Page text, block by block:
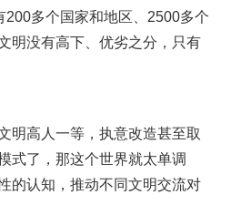
多个国家和地区、2500多个
明没有高下、优劣之分，只有
高人一等，执意改造甚至取
式了，那这个世界就太单调
的认知，推动不同文明交流对